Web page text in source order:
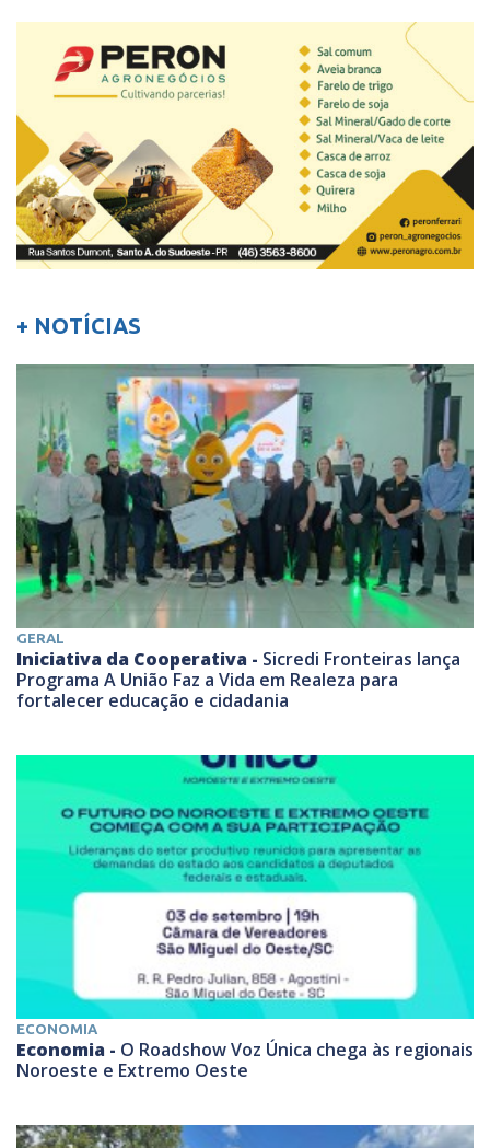
+ NOTÍCIAS
GERAL
Iniciativa da Cooperativa - Sicredi Fronteiras lança
Programa A União Faz a Vida em Realeza para
fortalecer educação e cidadania
ECONOMIA
Economia - O Roadshow Voz Única chega às regionais
Noroeste e Extremo Oeste